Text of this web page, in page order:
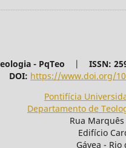
- PqTeo | ISSN:
DOI: https://www.doi.org/
Pontifícia
Departamento de
Rua Marquês
Edifício
Gávea - Rio